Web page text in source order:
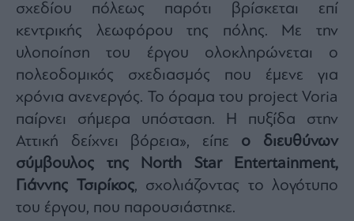
σχεδίου πόλεως παρότι βρίσκεται επί
κεντρικής λεωφόρου της πόλης. Με την
υλοποίηση του έργου ολοκληρώνεται ο
πολεοδομικός σχεδιασμός που έμενε για
χρόνια ανενεργός. Το όραμα του project Voria
παίρνει σήμερα υπόσταση. Η πυξίδα στην
Αττική δείχνει βόρεια», είπε ο διευθύνων
σύμβουλος της North Star Entertainment,
Γιάννης Τσιρίκος, σχολιάζοντας το λογότυπο
του έργου, που παρουσιάστηκε.